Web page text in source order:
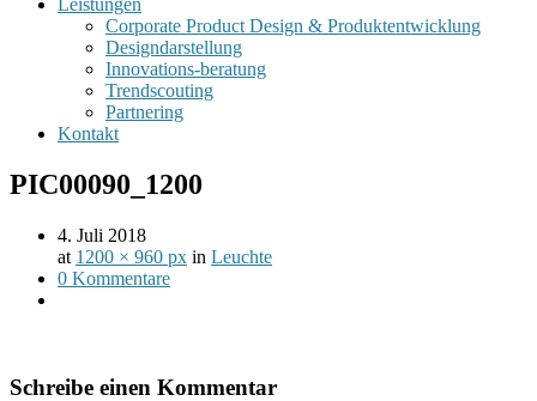
Leistungen
Corporate Product Design & Produktentwicklung
Designdarstellung
Innovations-beratung
Trendscouting
Partnering
Kontakt
PIC00090_1200
4. Juli 2018
at 1200 × 960 px in Leuchte
0 Kommentare
Schreibe einen Kommentar